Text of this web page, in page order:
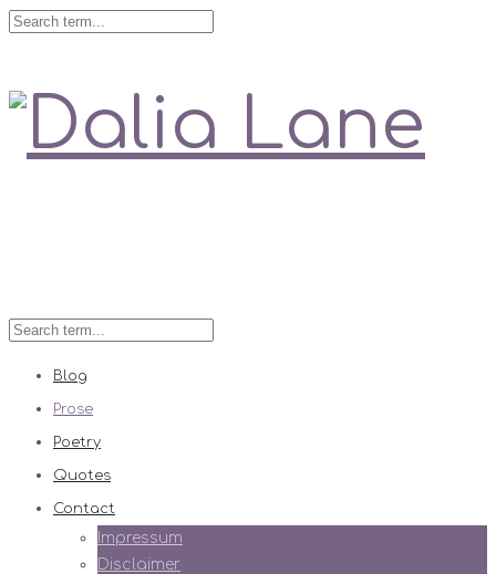
Blog
Prose
Poetry
Quotes
Contact
Impressum
Disclaimer